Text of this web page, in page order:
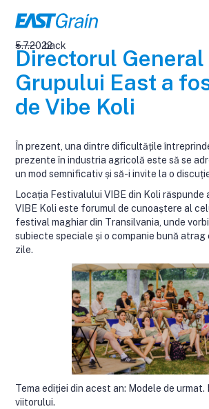
back
Directorul General
Grupului East a
de Vibe Koli
5.7.2022
În prezent, una dintre dificultățile
prezente în industria agricolă este să se
un mod semnificativ și să-i invite la o
Locația Festivalului VIBE din Koli răspunde
VIBE Koli este forumul de cunoaștere al
festival maghiar din Transilvania, unde
subiecte speciale și o companie bună atrag
zile.
Tema ediției din acest an: Modele de urmat.
viitorului.